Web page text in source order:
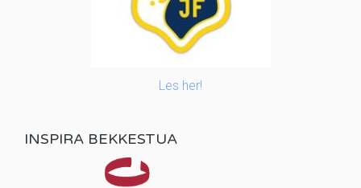
Les her!
INSPIRA BEKKESTUA